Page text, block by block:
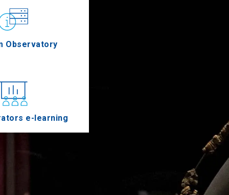
Observatory
e-learning